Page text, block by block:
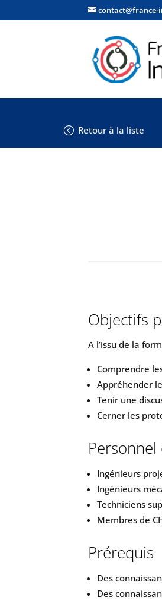
Retour à la liste
Objectifs
A l’issu de la
Comprendre
Appréhender
Tenir une
Cerner les
Ingénieurs
Ingénieurs
Techniciens
Membres de
Prérequis
Des
Des